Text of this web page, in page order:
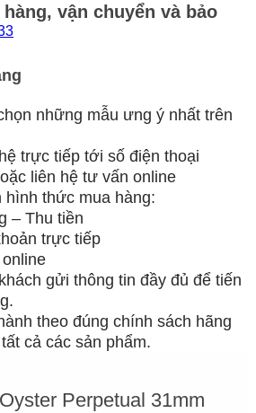
vận chuyển và bảo
những mẫu ưng ý nhất trên
trực tiếp tới số điện thoại
liên hệ tư vấn online
hình thức mua hàng:
– Thu tiền
trực tiếp
gửi thông tin đầy đủ để tiến
theo đúng chính sách hãng
cả các sản phẩm.
Perpetual 31mm